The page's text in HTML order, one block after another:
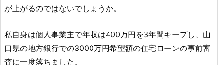
が上がるのではないでしょうか。
私自身は個人事業主で年収は400万円を3年間キープし、山
口県の地方銀行での3000万円希望額の住宅ローンの事前審
査に一度落ちました。